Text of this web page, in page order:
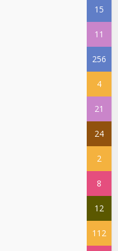
15
11
256
4
21
24
2
8
12
112